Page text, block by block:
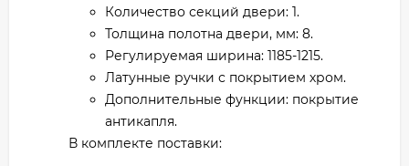
Количество секций двери: 1.
Толщина полотна двери, мм: 8.
Регулируемая ширина: 1185-1215.
Латунные ручки с покрытием хром.
Дополнительные функции: покрытие
антикапля.
В комплекте поставки: